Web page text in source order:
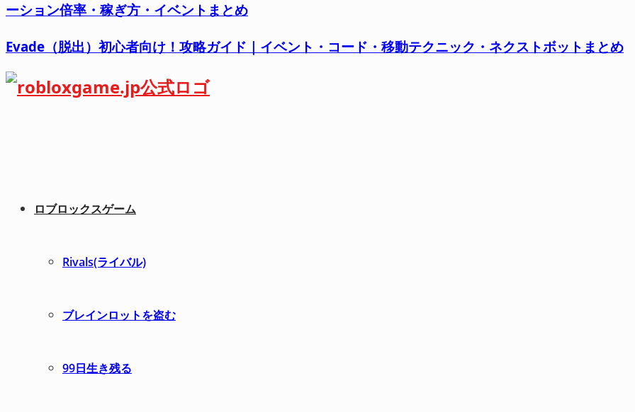
ーション倍率・稼ぎ方・イベントまとめ
Evade（脱出）初心者向け！攻略ガイド｜イベント・コード・移動テクニック・ネクストボットまとめ
ロブロックスゲーム
Rivals(ライバル)
ブレインロットを盗む
99日生き残る